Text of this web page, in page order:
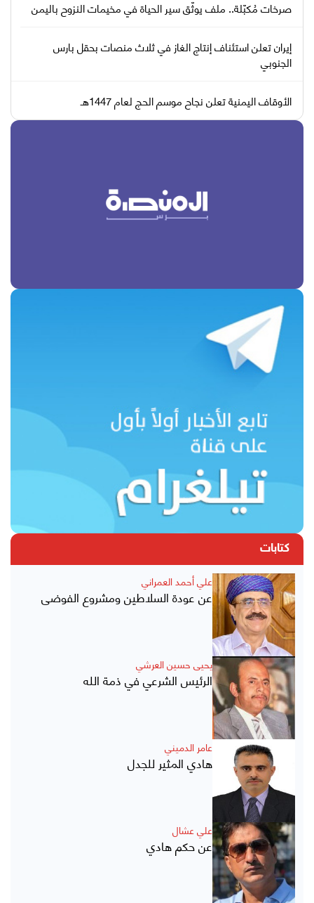
صرخات مُكبّلة.. ملف يوثّق سير الحياة في مخيمات النزوح باليمن
إيران تعلن استئناف إنتاج الغاز في ثلاث منصات بحقل بارس
الجنوبي
الأوقاف اليمنية تعلن نجاح موسم الحج لعام 1447هـ
كتابات
علي أحمد العمراني
عن عودة السلاطين ومشروع الفوضى
يحيى حسين العرشي
الرئيس الشرعي في ذمة الله
عامر الدميني
هادي المثير للجدل
علي عشال
عن حكم هادي